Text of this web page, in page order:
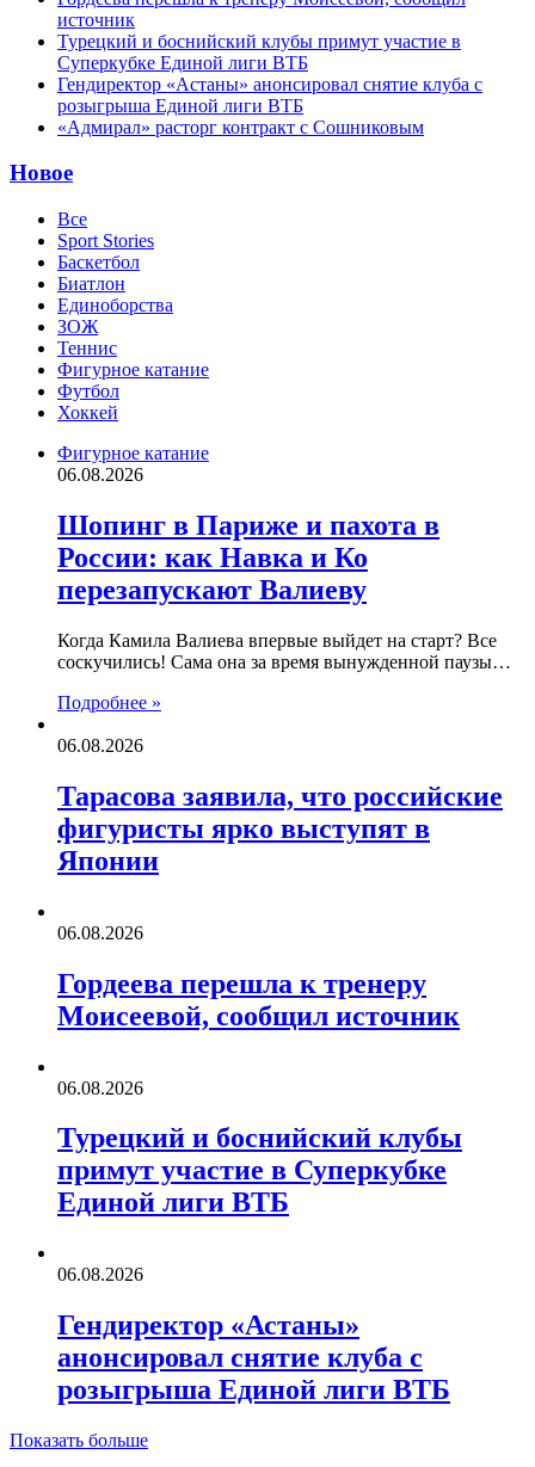
источник
Турецкий и боснийский клубы примут участие в
Суперкубке Единой лиги ВТБ
Гендиректор «Астаны» анонсировал снятие клуба с
розыгрыша Единой лиги ВТБ
«Адмирал» расторг контракт с Сошниковым
Новое
Все
Sport Stories
Баскетбол
Биатлон
Единоборства
ЗОЖ
Теннис
Фигурное катание
Футбол
Хоккей
Фигурное катание
06.08.2026
Шопинг в Париже и пахота в
России: как Навка и Ко
перезапускают Валиеву
Когда Камила Валиева впервые выйдет на старт? Все
соскучились! Сама она за время вынужденной паузы…
Подробнее »
06.08.2026
Тарасова заявила, что российские
фигуристы ярко выступят в
Японии
06.08.2026
Гордеева перешла к тренеру
Моисеевой, сообщил источник
06.08.2026
Турецкий и боснийский клубы
примут участие в Суперкубке
Единой лиги ВТБ
06.08.2026
Гендиректор «Астаны»
анонсировал снятие клуба с
розыгрыша Единой лиги ВТБ
Показать больше